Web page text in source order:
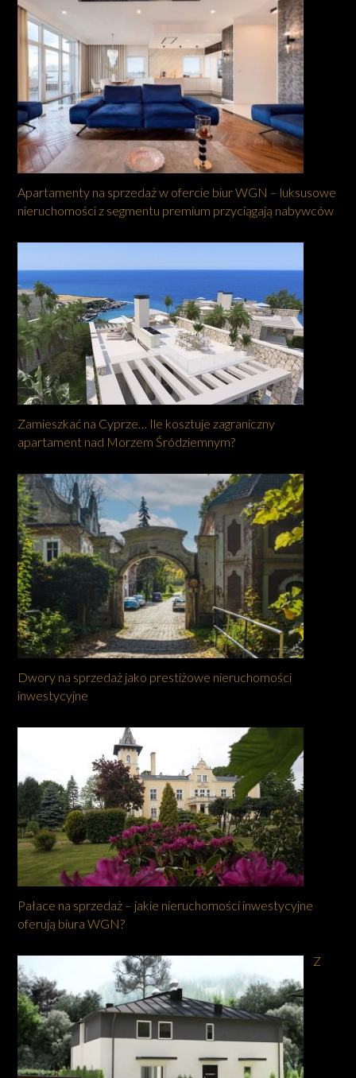
Apartamenty na sprzedaż w ofercie biur WGN – luksusowe
nieruchomości z segmentu premium przyciągają nabywców
Zamieszkać na Cyprze… Ile kosztuje zagraniczny
apartament nad Morzem Śródziemnym?
Dwory na sprzedaż jako prestiżowe nieruchomości
inwestycyjne
Pałace na sprzedaż – jakie nieruchomości inwestycyjne
oferują biura WGN?
Z